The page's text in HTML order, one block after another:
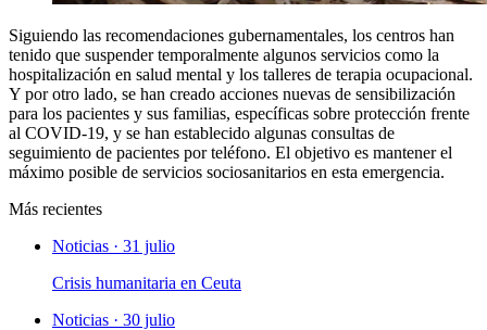
Siguiendo las recomendaciones gubernamentales, los centros han
tenido que suspender temporalmente algunos servicios como la
hospitalización en salud mental y los talleres de terapia ocupacional.
Y por otro lado, se han creado acciones nuevas de sensibilización
para los pacientes y sus familias, específicas sobre protección frente
al COVID-19, y se han establecido algunas consultas de
seguimiento de pacientes por teléfono. El objetivo es mantener el
máximo posible de servicios sociosanitarios en esta emergencia.
Más recientes
Noticias · 31 julio
Crisis humanitaria en Ceuta
Noticias · 30 julio